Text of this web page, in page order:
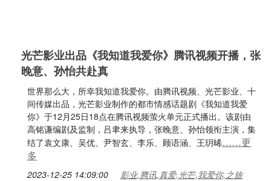
光芒影业出品《我知道我爱你》腾讯视频开播，张
晚意、孙怡共赴真
世界那么大，所幸我知道我爱你。由腾讯视频、光芒影业、十
间传媒出品，光芒影业制作的都市情感话题剧《我知道我爱
你》于12月25日18点在腾讯视频萤火单元正式播出。该剧由
高铭谦编剧及监制，吕聿来执导，张晚意、孙怡领衔主演，集
结了袁文康、吴优、尹智玄、李乐、顾语涵、王玥晞……更
多
2023-12-25 14:09:00 影业,腾讯,真爱,光芒,我爱你,之旅